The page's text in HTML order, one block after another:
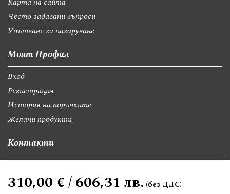
310,00 € / 606,31 лв.
Често задавани въпроси
Упътване за пазаруване
Моят Профил
Вход
Регистрация
История на поръчките
Желани продукти
Контакти
giftsbgnet@gmail.com